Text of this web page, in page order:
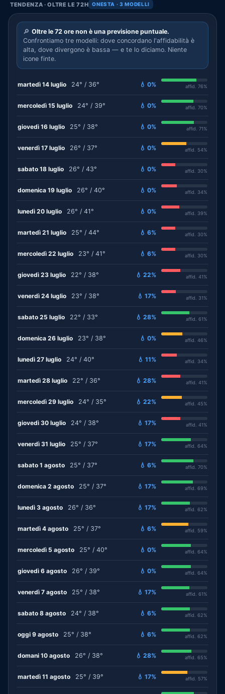
TENDENZA · OLTRE LE 72H ONESTA · 3 MODELLI
🔎 Oltre le 72 ore non è una previsione puntuale.
Confrontiamo tre modelli: dove concordano l'affidabilità è
alta, dove divergono è bassa — e te lo diciamo. Niente
icone finte.
martedì 14 luglio 24° / 36° 💧 0% affid. 76%
mercoledì 15 luglio 24° / 39° 💧 0% affid. 70%
giovedì 16 luglio 25° / 38° 💧 0% affid. 71%
venerdì 17 luglio 26° / 37° 💧 0% affid. 54%
sabato 18 luglio 26° / 43° 💧 0% affid. 30%
domenica 19 luglio 26° / 40° 💧 0% affid. 34%
lunedì 20 luglio 26° / 41° 💧 0% affid. 39%
martedì 21 luglio 25° / 44° 💧 6% affid. 30%
mercoledì 22 luglio 23° / 41° 💧 6% affid. 30%
giovedì 23 luglio 22° / 38° 💧 22% affid. 41%
venerdì 24 luglio 23° / 38° 💧 17% affid. 31%
sabato 25 luglio 22° / 33° 💧 28% affid. 61%
domenica 26 luglio 23° / 38° 💧 0% affid. 46%
lunedì 27 luglio 24° / 40° 💧 11% affid. 34%
martedì 28 luglio 22° / 36° 💧 28% affid. 41%
mercoledì 29 luglio 24° / 35° 💧 22% affid. 45%
giovedì 30 luglio 24° / 38° 💧 17% affid. 41%
venerdì 31 luglio 25° / 37° 💧 17% affid. 64%
sabato 1 agosto 25° / 37° 💧 6% affid. 70%
domenica 2 agosto 25° / 37° 💧 17% affid. 69%
lunedì 3 agosto 26° / 36° 💧 17% affid. 62%
martedì 4 agosto 25° / 37° 💧 6% affid. 59%
mercoledì 5 agosto 25° / 40° 💧 0% affid. 64%
giovedì 6 agosto 26° / 39° 💧 0% affid. 64%
venerdì 7 agosto 25° / 38° 💧 17% affid. 61%
sabato 8 agosto 24° / 38° 💧 6% affid. 62%
oggi 9 agosto 25° / 38° 💧 6% affid. 62%
domani 10 agosto 26° / 38° 💧 28% affid. 65%
martedì 11 agosto 25° / 39° 💧 17% affid. 57%